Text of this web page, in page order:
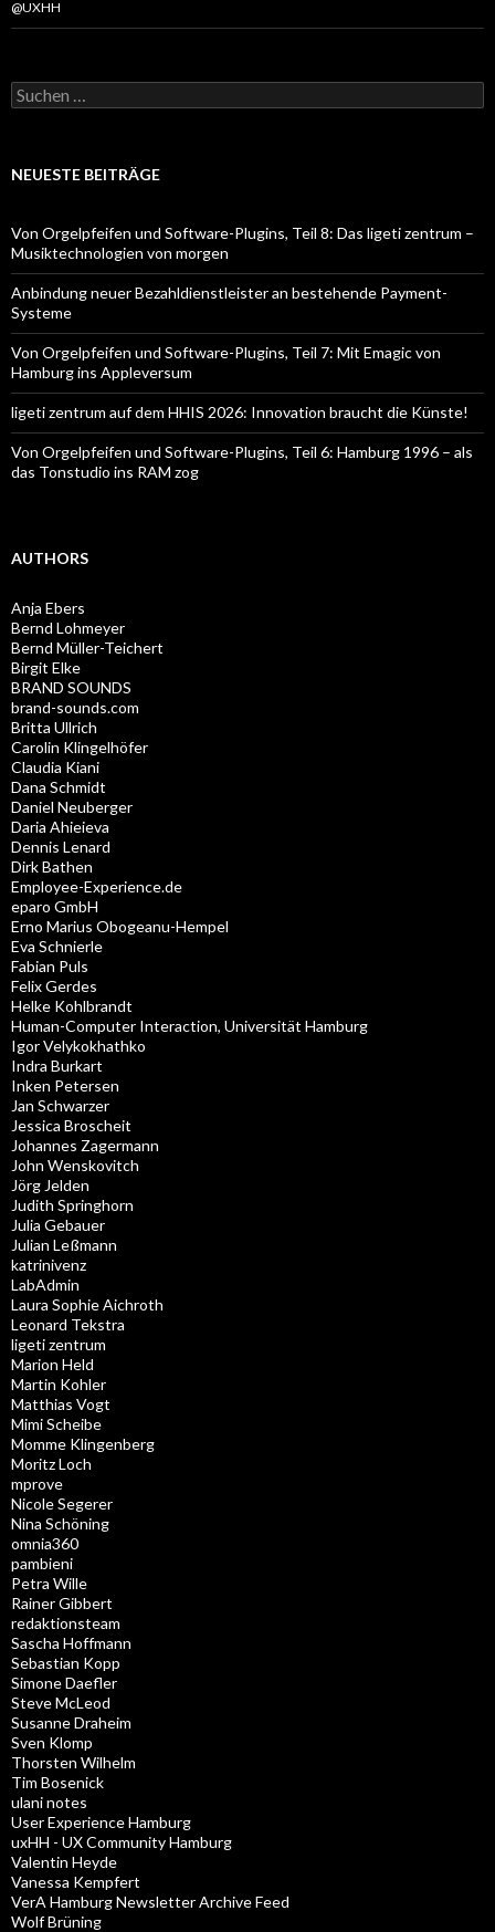
@UXHH
Suchen
nach:
NEUESTE BEITRÄGE
Von Orgelpfeifen und Software-Plugins, Teil 8: Das ligeti zentrum –
Musiktechnologien von morgen
Anbindung neuer Bezahldienstleister an bestehende Payment-
Systeme
Von Orgelpfeifen und Software-Plugins, Teil 7: Mit Emagic von
Hamburg ins Appleversum
ligeti zentrum auf dem HHIS 2026: Innovation braucht die Künste!
Von Orgelpfeifen und Software-Plugins, Teil 6: Hamburg 1996 – als
das Tonstudio ins RAM zog
AUTHORS
Anja Ebers
Bernd Lohmeyer
Bernd Müller-Teichert
Birgit Elke
BRAND SOUNDS
brand-sounds.com
Britta Ullrich
Carolin Klingelhöfer
Claudia Kiani
Dana Schmidt
Daniel Neuberger
Daria Ahieieva
Dennis Lenard
Dirk Bathen
Employee-Experience.de
eparo GmbH
Erno Marius Obogeanu-Hempel
Eva Schnierle
Fabian Puls
Felix Gerdes
Helke Kohlbrandt
Human-Computer Interaction, Universität Hamburg
Igor Velykokhathko
Indra Burkart
Inken Petersen
Jan Schwarzer
Jessica Broscheit
Johannes Zagermann
John Wenskovitch
Jörg Jelden
Judith Springhorn
Julia Gebauer
Julian Leßmann
katrinivenz
LabAdmin
Laura Sophie Aichroth
Leonard Tekstra
ligeti zentrum
Marion Held
Martin Kohler
Matthias Vogt
Mimi Scheibe
Momme Klingenberg
Moritz Loch
mprove
Nicole Segerer
Nina Schöning
omnia360
pambieni
Petra Wille
Rainer Gibbert
redaktionsteam
Sascha Hoffmann
Sebastian Kopp
Simone Daefler
Steve McLeod
Susanne Draheim
Sven Klomp
Thorsten Wilhelm
Tim Bosenick
ulani notes
User Experience Hamburg
uxHH - UX Community Hamburg
Valentin Heyde
Vanessa Kempfert
VerA Hamburg Newsletter Archive Feed
Wolf Brüning